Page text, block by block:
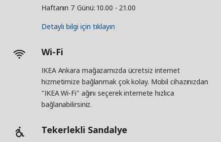
Haftanın 7 Günü: 10.00 - 21.00
Detaylı bilgi için tıklayın
Wi-Fi
IKEA Ankara mağazamızda ücretsiz internet
hizmetimize bağlanmak çok kolay. Mobil cihazınızdan
"IKEA Wi-Fi" ağını seçerek internete hızlıca
bağlanabilirsiniz.
Tekerlekli Sandalye